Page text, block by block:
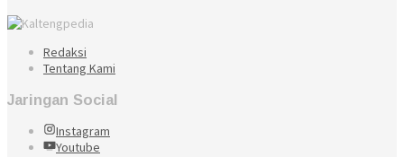
Redaksi
Tentang Kami
Jaringan Social
Instagram
Youtube